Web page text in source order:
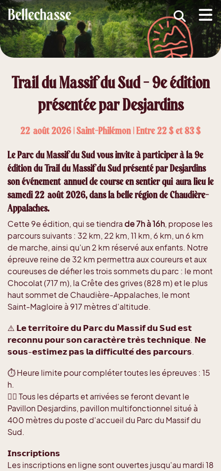
(MRC )
(Développement économique )
(Vivre dans Bellechasse )
(Guide d'accueil nouveaux arrivants )
Trail du Massif du Sud - 9e édition
présentée par Desjardins
22 août 2026 | Saint-Philémon | Entre 22 $ et 83 $
Le Parc du Massif du Sud vous invite à participer à la 9e
édition du Trail du Massif du Sud présenté par Desjardins
son événement annuel de course en sentier qui aura lieu le
samedi 22 août 2026, dans la belle région de Chaudière-
Appalaches.
Cette 9e édition, qui se tiendra de 7h à 16h, propose les
parcours suivants : 32 km, 22 km, 11 km, 6 km, un 6 km
de marche, ainsi qu'un 2 km réservé aux enfants. Notre
épreuve reine de 32 km permettra aux coureurs et aux
coureuses de défier les trois sommets du parc : le mont
Chocolat (717 m), la Crête des grives (828 m) et le plus
haut sommet de Chaudière-Appalaches, le mont
Saint-Magloire à 917 mètres d'altitude.
⚠️ 𝗟𝗲 𝘁𝗲𝗿𝗿𝗶𝘁𝗼𝗶𝗿𝗲 𝗱𝘂 𝗣𝗮𝗿𝗰 𝗱𝘂 𝗠𝗮𝘀𝘀𝗶𝗳 𝗱𝘂 𝗦𝘂𝗱 𝗲𝘀𝘁
𝗿𝗲𝗰𝗼𝗻𝗻𝘂 𝗽𝗼𝘂𝗿 𝘀𝗼𝗻 𝗰𝗮𝗿𝗮𝗰𝘁𝗲̀𝗿𝗲 𝘁𝗿𝗲̀𝘀 𝘁𝗲𝗰𝗵𝗻𝗶𝗾𝘂𝗲. 𝗡𝗲
𝘀𝗼𝘂𝘀-𝗲𝘀𝘁𝗶𝗺𝗲𝘇 𝗽𝗮𝘀 𝗹𝗮 𝗱𝗶𝗳𝗳𝗶𝗰𝘂𝗹𝘁𝗲́ 𝗱𝗲𝘀 𝗽𝗮𝗿𝗰𝗼𝘂𝗿𝘀.
⏱️ Heure limite pour compléter toutes les épreuves : 15
h.
🏃‍♂️ Tous les départs et arrivées se feront devant le
Pavillon Desjardins, pavillon multifonctionnel situé à
400 mètres du poste d'accueil du Parc du Massif du
Sud.
𝗜𝗻𝘀𝗰𝗿𝗶𝗽𝘁𝗶𝗼𝗻𝘀
Les inscriptions en ligne sont ouvertes jusqu'au mardi 18